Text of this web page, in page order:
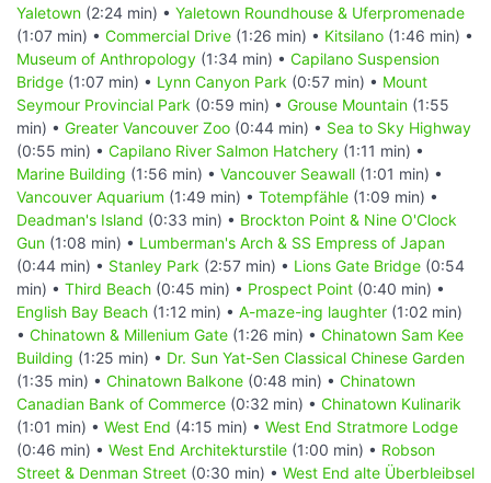
Yaletown (2:24 min) • Yaletown Roundhouse & Uferpromenade
(1:07 min) • Commercial Drive (1:26 min) • Kitsilano (1:46 min) •
Museum of Anthropology (1:34 min) • Capilano Suspension
Bridge (1:07 min) • Lynn Canyon Park (0:57 min) • Mount
Seymour Provincial Park (0:59 min) • Grouse Mountain (1:55
min) • Greater Vancouver Zoo (0:44 min) • Sea to Sky Highway
(0:55 min) • Capilano River Salmon Hatchery (1:11 min) •
Marine Building (1:56 min) • Vancouver Seawall (1:01 min) •
Vancouver Aquarium (1:49 min) • Totempfähle (1:09 min) •
Deadman's Island (0:33 min) • Brockton Point & Nine O'Clock
Gun (1:08 min) • Lumberman's Arch & SS Empress of Japan
(0:44 min) • Stanley Park (2:57 min) • Lions Gate Bridge (0:54
min) • Third Beach (0:45 min) • Prospect Point (0:40 min) •
English Bay Beach (1:12 min) • A-maze-ing laughter (1:02 min)
• Chinatown & Millenium Gate (1:26 min) • Chinatown Sam Kee
Building (1:25 min) • Dr. Sun Yat-Sen Classical Chinese Garden
(1:35 min) • Chinatown Balkone (0:48 min) • Chinatown
Canadian Bank of Commerce (0:32 min) • Chinatown Kulinarik
(1:01 min) • West End (4:15 min) • West End Stratmore Lodge
(0:46 min) • West End Architekturstile (1:00 min) • Robson
Street & Denman Street (0:30 min) • West End alte Überbleibsel